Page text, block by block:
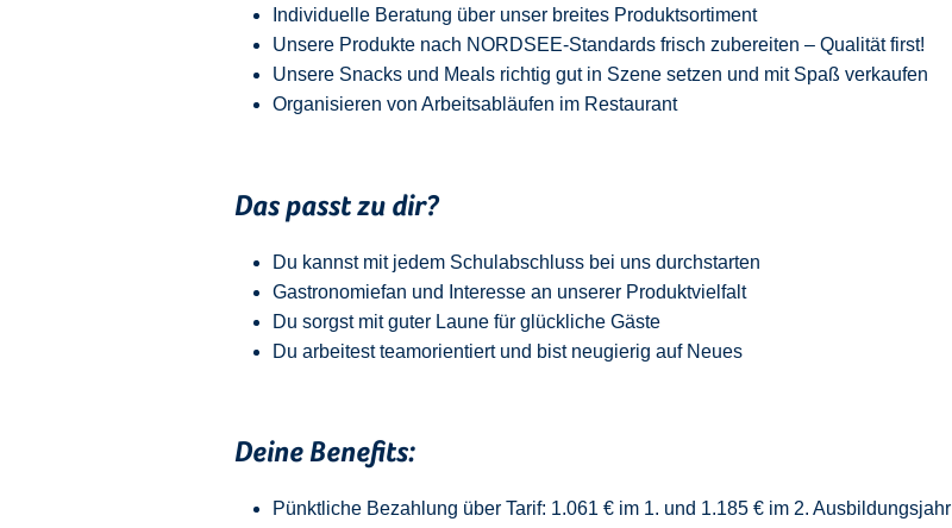
Individuelle Beratung über unser breites Produktsortiment
Unsere Produkte nach NORDSEE-Standards frisch zubereiten – Qualität first!
Unsere Snacks und Meals richtig gut in Szene setzen und mit Spaß verkaufen
Organisieren von Arbeitsabläufen im Restaurant
Das passt zu dir?
Du kannst mit jedem Schulabschluss bei uns durchstarten
Gastronomiefan und
Interesse an unserer Produktvielfalt
Du sorgst mit guter Laune für glückliche Gäste
Du arbeitest teamorientiert und bist neugierig auf Neues
Deine Benefits:
Pünktliche Bezahlung über Tarif: 1.061 € im 1. und 1.185 € im 2. Ausbildungsjahr